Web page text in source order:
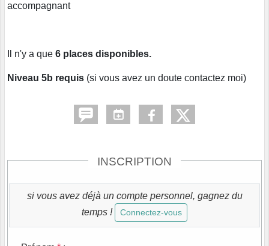
accompagnant
Il n'y a que 6 places disponibles.
Niveau 5b requis (si vous avez un doute contactez moi)
INSCRIPTION
si vous avez déjà un compte personnel, gagnez du
temps !
Connectez-vous